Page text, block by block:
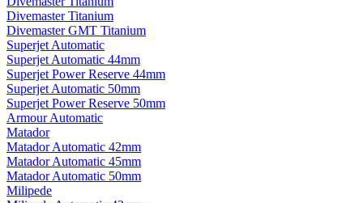
Divemaster Titanium
Divemaster GMT Titanium
Superjet Automatic
Superjet Automatic 44mm
Superjet Power Reserve 44mm
Superjet Automatic 50mm
Superjet Power Reserve 50mm
Armour Automatic
Matador
Matador Automatic 42mm
Matador Automatic 45mm
Matador Automatic 50mm
Milipede